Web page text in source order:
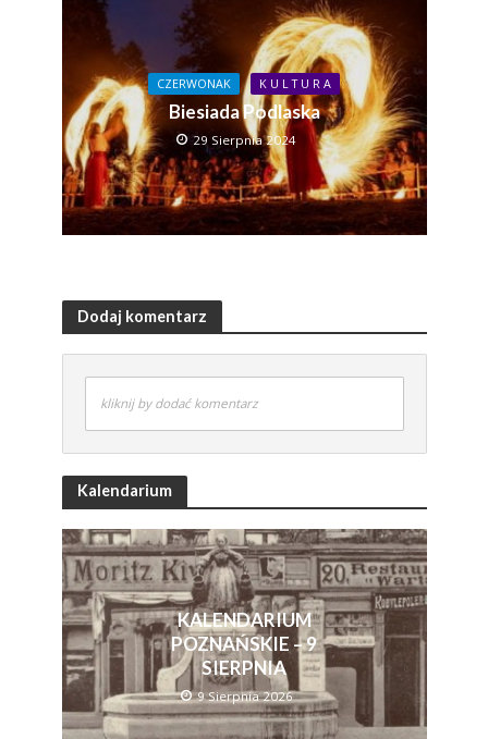
CZERWONAK K U L T U R A
Biesiada Podlaska
29 Sierpnia 2024
Dodaj komentarz
kliknij by dodać komentarz
Kalendarium
KALENDARIUM
POZNAŃSKIE – 9
SIERPNIA
9 Sierpnia 2026